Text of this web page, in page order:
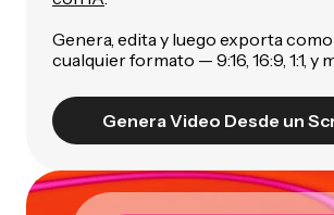
Genera, edita y luego exporta
cualquier formato — 9:16, 16:9, 1:1, y
Genera Video Desde un